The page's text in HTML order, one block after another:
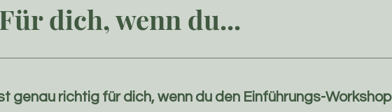
Für dich, wenn du...
genau richtig für dich, wenn du den Einführungs-Workshop